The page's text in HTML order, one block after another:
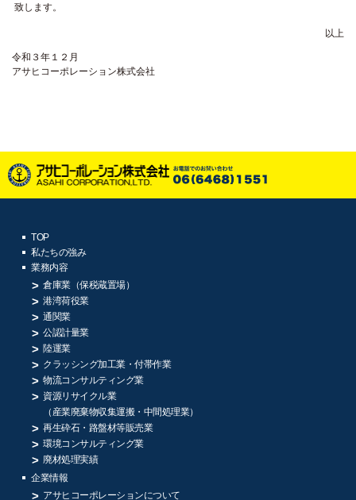
致します。
以上
令和３年１２月
アサヒコーポレーション株式会社
TOP
私たちの強み
業務内容
倉庫業（保税蔵置場）
港湾荷役業
通関業
公認計量業
陸運業
クラッシング加工業・付帯作業
物流コンサルティング業
資源リサイクル業
（産業廃棄物収集運搬・中間処理業）
再生砕石・路盤材等販売業
環境コンサルティング業
廃材処理実績
企業情報
アサヒコーポレーションについて